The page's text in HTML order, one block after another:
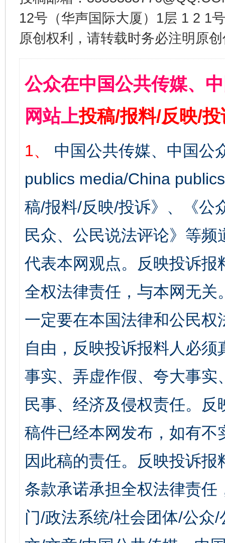
12号（华声国际大厦）1层 1 2 1
原创权利，请转载时务必注明原
公众在中国公共传媒、
网站上投稿/报料/反映/
1、
中国公共传媒、中国公
publics media/China
稿/报料/反映/投诉》、《公
民众、公民说法评论》等
代表本网观点。反映投诉
全权法律责任，与本网无
一定要在本国法律和公民
自由，反映投诉报料人必
事实、弄虚作假、夸大事
民事、经济及侵权责任。
稿件已经本网发布，如有
因此稿的责任。反映投诉
条款承诺承担全权法律责
门/政法系统/社会团体/公众